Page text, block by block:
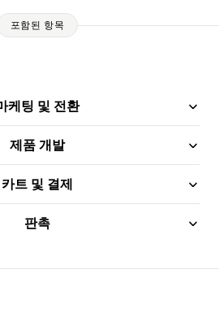
포함된 항목
케팅 및 전환
제품 개발
카트 및 결제
판촉